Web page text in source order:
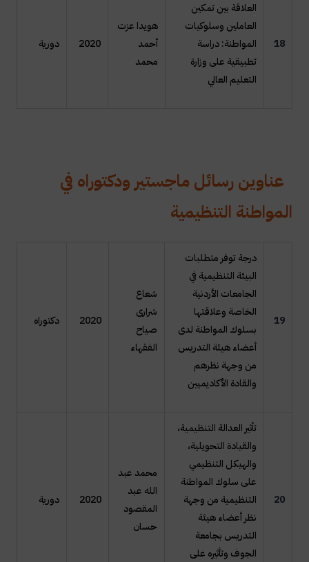
18
العلاقة بين تمكين
العاملين وسلوكيات
المواطنة: دراسة
تطبيقية على وزارة
التعليم العالي
هويدا عزت
أحمد
محمد
2020 دورية
عناوين رسائل ماجستير ودكتوراه في
المواطنة التنظيمية
19
درجة توفر متطلبات
البيئة التنظيمية في
الجامعات الأردنية
الخاصة وعلاقتها
بسلوك المواطنة لدى
أعضاء هيئة التدريس
من وجهة نظرهم
والقادة الأكاديميين
شعاع
شرارى
صياح
الفقهاء
2020 دكتوراه
20
تأثير العدالة التنظيمية،
والقيادة التحويلية،
والهيكل التنظيمي
على سلوك المواطنة
التنظيمية من وجهة
نظر أعضاء هيئة
التدريس بجامعة
الجوف وتأثيره على
محمد عبد
الله عبد
المقصود
حسان
2020 دورية